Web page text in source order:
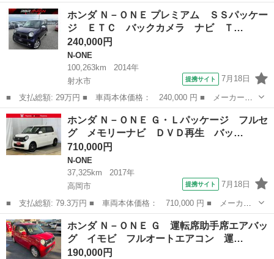
名： ホンダ ■ 車種名： Ｎ－ＯＮＥ ■ グレード名： スタンダ
ード・Ｌ 整備記録簿 スマ－トキ－ ＥＴＣ車載器 ＥＳＣ エア
バッグ パワーウ...
富山 富山市 N-ONE
ホンダ Ｎ－ＯＮＥ プレミアム ＳＳパッケー
ジ ＥＴＣ バックカメラ ナビ Ｔ…
240,000円
N-ONE
100,263km
2014年
射水市
提携サイト 7月18日
■ 支払総額: 29万円 ■ 車両本体価格： 240,000 円 ■ メーカー
名： ホンダ ■ 車種名： Ｎ－ＯＮＥ ■ グレード名： プレミア
ム ＳＳパッケージ ＥＴＣ バックカメラ ナビ ＴＶ 衝突被害
軽減システム オ...
富山 射水市 N-ONE
ホンダ Ｎ－ＯＮＥ Ｇ・Ｌパッケージ フルセ
グ メモリーナビ ＤＶＤ再生 バッ…
710,000円
N-ONE
37,325km
2017年
高岡市
提携サイト 7月18日
■ 支払総額: 79.3万円 ■ 車両本体価格： 710,000 円 ■ メーカー
名： ホンダ ■ 車種名： Ｎ－ＯＮＥ ■ グレード名： Ｇ・Ｌパ
ッケージ フルセグ メモリーナビ ＤＶＤ再生 バックカメラ Ｅ
ＴＣ ＨＩＤ...
富山 高岡市 N-ONE
ホンダ Ｎ－ＯＮＥ Ｇ 運転席助手席エアバッ
グ イモビ フルオートエアコン 運…
190,000円